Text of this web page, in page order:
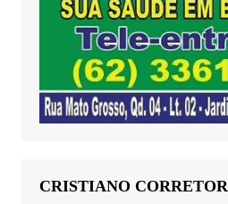
CRISTIANO CORRETOR